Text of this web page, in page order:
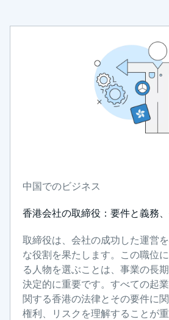
中国でのビジネス
香港会社の取締役：要件と義務
取締役は、会社の成功した運営
な役割を果たします。この職位
る人物を選ぶことは、事業の長
決定的に重要です。すべての起
関する香港の法律とその要件に
権利、リスクを理解することが